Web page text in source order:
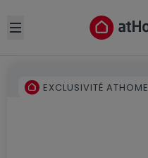
Open sidebar
EXCLUSIVITÉ ATHOME